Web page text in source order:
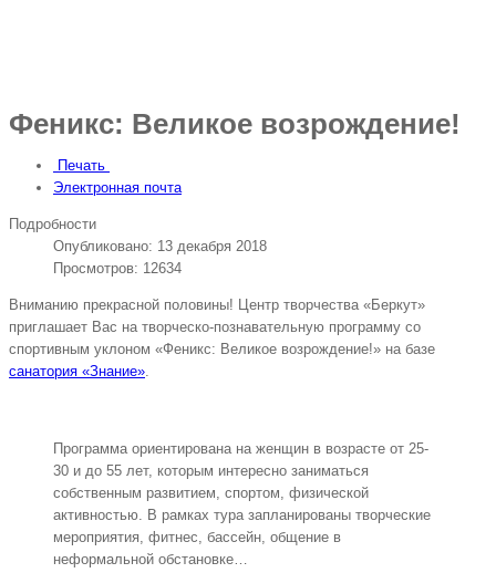
Феникс: Великое возрождение!
Печать
Электронная почта
Подробности
Опубликовано: 13 декабря 2018
Просмотров: 12634
Вниманию прекрасной половины! Центр творчества «Беркут»
приглашает Вас на творческо-познавательную программу со
спортивным уклоном «Феникс: Великое возрождение!» на базе
санатория «Знание»
Программа ориентирована на женщин в возрасте от 25-
30 и до 55 лет, которым интересно заниматься
собственным развитием, спортом, физической
активностью. В рамках тура запланированы творческие
мероприятия, фитнес, бассейн, общение в
неформальной обстановке…